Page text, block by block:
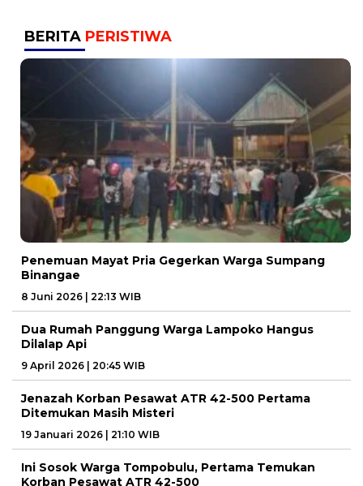
BERITA PERISTIWA
Penemuan Mayat Pria Gegerkan Warga Sumpang
Binangae
8 Juni 2026 | 22:13 WIB
Dua Rumah Panggung Warga Lampoko Hangus
Dilalap Api
9 April 2026 | 20:45 WIB
Jenazah Korban Pesawat ATR 42-500 Pertama
Ditemukan Masih Misteri
19 Januari 2026 | 21:10 WIB
Ini Sosok Warga Tompobulu, Pertama Temukan
Korban Pesawat ATR 42-500